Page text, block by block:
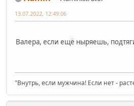
13.07.2022, 12:49:06
Валера, если ещё ныряешь,
"Внутрь, если мужчина! Если нет -